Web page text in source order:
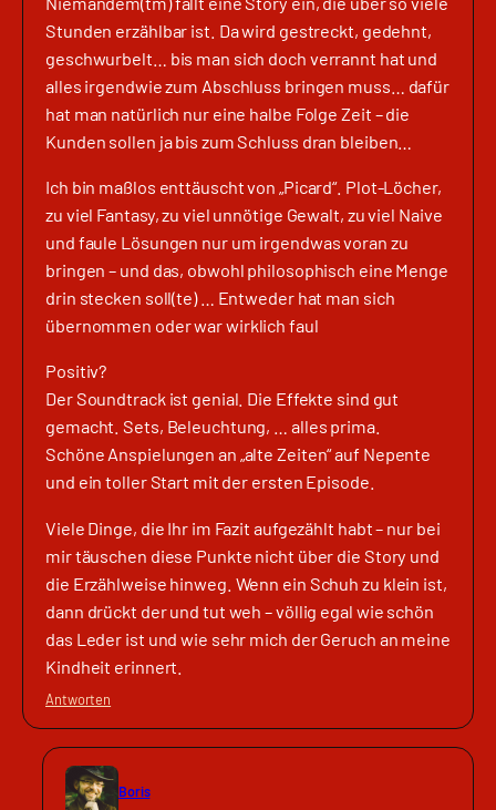
Stunden erzählbar ist. Da wird gestreckt, gedehnt,
geschwurbelt… bis man sich doch verrannt hat und
alles irgendwie zum Abschluss bringen muss… dafür
hat man natürlich nur eine halbe Folge Zeit – die
Kunden sollen ja bis zum Schluss dran bleiben…
Ich bin maßlos enttäuscht von „Picard“. Plot-Löcher,
zu viel Fantasy, zu viel unnötige Gewalt, zu viel Naive
und faule Lösungen nur um irgendwas voran zu
bringen – und das, obwohl philosophisch eine Menge
drin stecken soll(te) … Entweder hat man sich
übernommen oder war wirklich faul
Positiv?
Der Soundtrack ist genial. Die Effekte sind gut
gemacht. Sets, Beleuchtung, … alles prima.
Schöne Anspielungen an „alte Zeiten“ auf Nepente
und ein toller Start mit der ersten Episode.
Viele Dinge, die Ihr im Fazit aufgezählt habt – nur bei
mir täuschen diese Punkte nicht über die Story und
die Erzählweise hinweg. Wenn ein Schuh zu klein ist,
dann drückt der und tut weh – völlig egal wie schön
das Leder ist und wie sehr mich der Geruch an meine
Kindheit erinnert.
Antworten
Boris